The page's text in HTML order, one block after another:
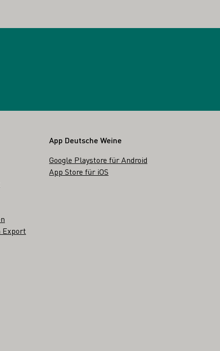
Export
App Deutsche Weine
Google Playstore für Android
App Store für iOS